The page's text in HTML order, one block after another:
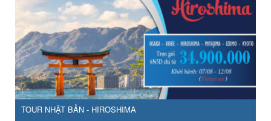
TOUR NHẬT BẢN - HIROSHIMA